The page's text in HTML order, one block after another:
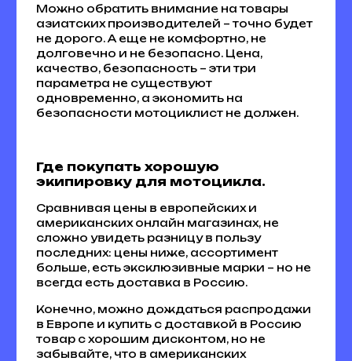
Можно обратить внимание на товары
азиатских производителей – точно будет
не дорого. А еще не комфортно, не
долговечно и не безопасно. Цена,
качество, безопасность – эти три
параметра не существуют
одновременно, а экономить на
безопасности мотоциклист не должен.
Где покупать хорошую
экипировку для мотоцикла.
Сравнивая цены в европейских и
американских онлайн магазинах, не
сложно увидеть разницу в пользу
последних: цены ниже, ассортимент
больше, есть эксклюзивные марки – но не
всегда есть доставка в Россию.
Конечно, можно дождаться распродажи
в Европе и купить с доставкой в Россию
товар с хорошим дисконтом, но не
забывайте, что в американских